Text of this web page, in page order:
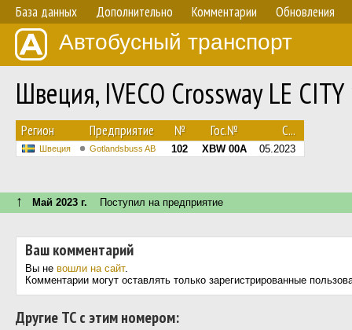
База данных Дополнительно Комментарии Обновления
Автобусный транспорт
Швеция, IVECO Crossway LE
Регион Предприятие № Гос.№ С...
Швеция Gotlandsbuss AB 102 XBW 00A 05.2023
↑ Май 2023 г. Поступил на предприятие
Ваш комментарий
Вы не вошли на сайт.
Комментарии могут оставлять только зарегистрированные
Другие ТС с этим номером: